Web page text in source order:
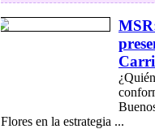
Flores en la estrategia ...